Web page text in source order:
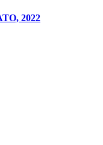
2022